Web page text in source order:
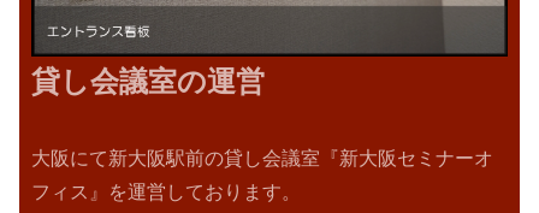
貸し会議室の運営
大阪にて新大阪駅前の貸し会議室『新大阪セミナーオ
フィス』を運営しております。